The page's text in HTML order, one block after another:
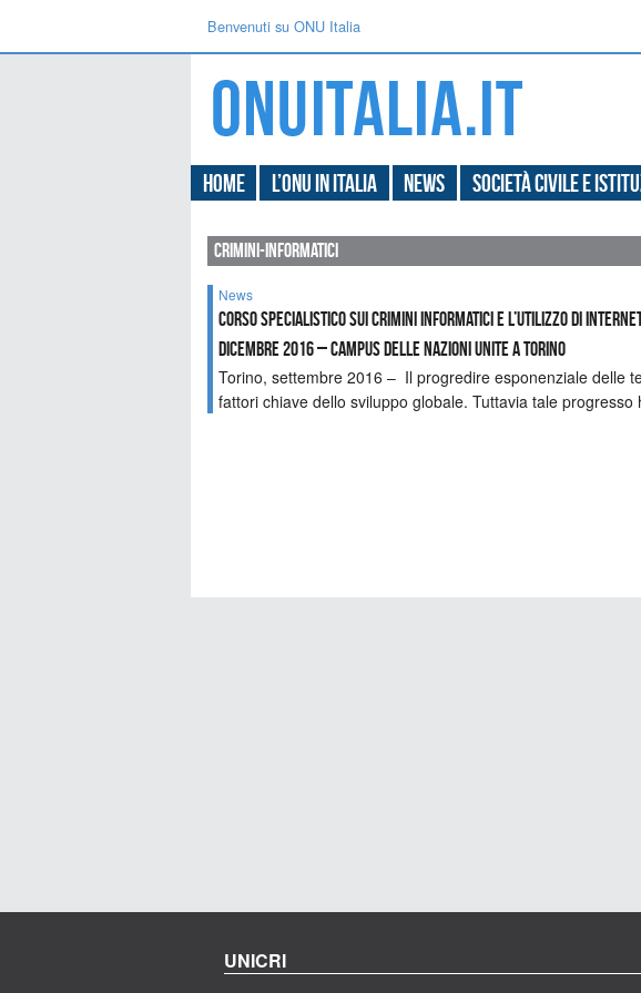
Benvenuti su ONU Italia
Home L’ONU in Italia News Società civile e
crimini-informatici
News
Corso specialistico sui crimini informatici e l’utilizzo di
dicembre 2016 – Campus delle Nazioni Unite a Torino
Torino, settembre 2016 – Il progredire esponenziale delle
fattori chiave dello sviluppo globale. Tuttavia tale
UNICRI